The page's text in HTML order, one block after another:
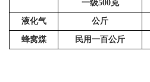
一级500克
液化气 公斤
蜂窝煤 民用一百公斤